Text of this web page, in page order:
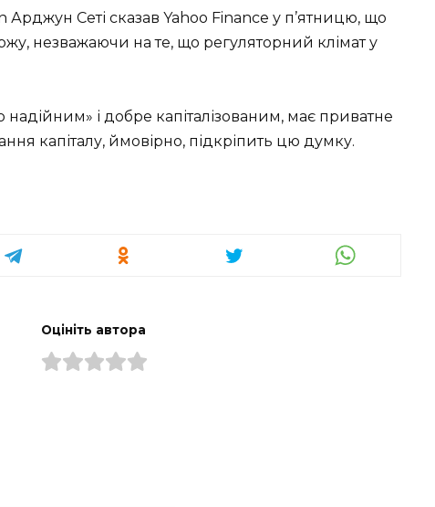
Сеті сказав Yahoo Finance у п’ятницю, що
незважаючи на те, що регуляторний клімат у
надійним» і добре капіталізованим, має приватне
капіталу, ймовірно, підкріпить цю думку.
Оцініть автора